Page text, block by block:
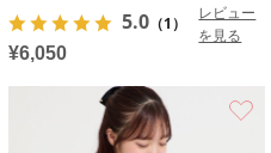
5.0 （1）
レビュー
を見る
¥6,050